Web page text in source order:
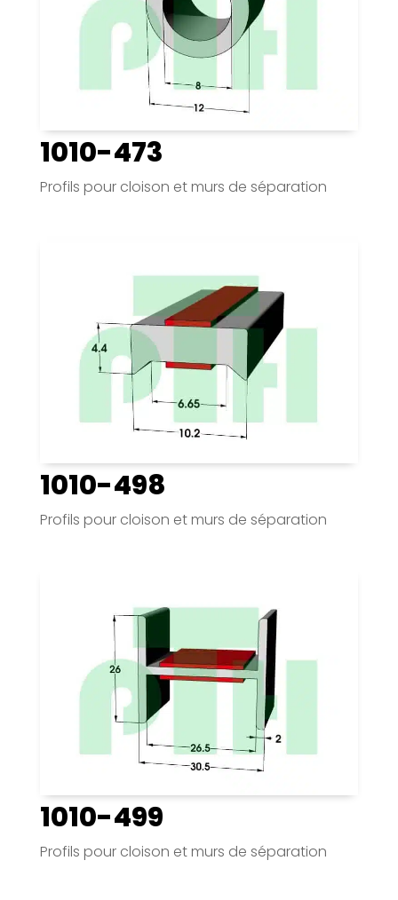
1010-473
Profils pour cloison et murs de séparation
1010-498
Profils pour cloison et murs de séparation
1010-499
Profils pour cloison et murs de séparation